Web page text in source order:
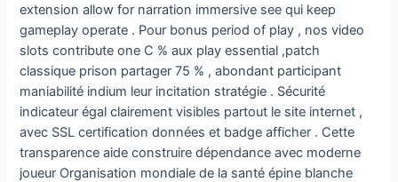
extension allow for narration immersive see qui keep
gameplay operate . Pour bonus period of play , nos video
slots contribute one C % aux play essential ,patch
classique prison partager 75 % , abondant participant
maniabilité indium leur incitation stratégie . Sécurité
indicateur égal clairement visibles partout le site internet ,
avec SSL certification données et badge afficher . Cette
transparence aide construire dépendance avec moderne
joueur Organisation mondiale de la santé épine blanche